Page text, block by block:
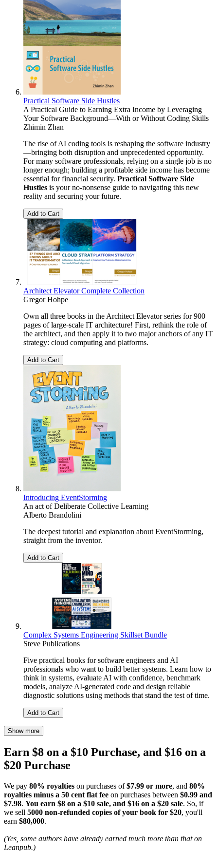
Practical Software Side Hustles
A Practical Guide to Earning Extra Income by Leveraging
Your Software Background—With or Without Coding Skills
Zhimin Zhan
The rise of AI coding tools is reshaping the software industry
—bringing both disruption and unprecedented opportunity.
For many software professionals, relying on a single job is no
longer enough; building a profitable side income has become
essential for financial security. Practical Software Side
Hustles is your no-nonsense guide to navigating this new
reality and securing your future.
Add to Cart
Architect Elevator Complete Collection
Gregor Hohpe
Own all three books in the Architect Elevator series for 900
pages of large-scale IT architecture! First, rethink the role of
the architect, and then apply it to two major anchors of any IT
strategy: cloud computing and platforms.
Add to Cart
Introducing EventStorming
An act of Deliberate Collective Learning
Alberto Brandolini
The deepest tutorial and explanation about EventStorming,
straight from the inventor.
Add to Cart
Complex Systems Engineering Skillset Bundle
Steve Publications
Five practical books for software engineers and AI
professionals who want to build better systems. Learn how to
think in systems, evaluate AI with confidence, benchmark
models, analyze AI-generated code and design reliable
diagnostic solutions using methods that stand the test of time.
Add to Cart
Show more
Earn $8 on a $10 Purchase, and $16 on a
$20 Purchase
We pay 80% royalties on purchases of$7.99 or more, and 80%
royalties minus a 50 cent flat fee on purchases between $0.99 and
$7.98. You earn $8 on a $10 sale, and $16 on a $20 sale. So, if
we sell 5000 non-refunded copies of your book for $20, you'll
earn $80,000.
(Yes, some authors have already earned much more than that on
Leanpub.)